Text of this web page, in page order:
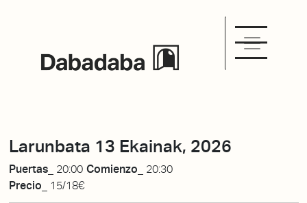
Larunbata 13 Ekainak, 2026
Puertas_ 20:00 Comienzo_ 20:30
Precio_
15/18€